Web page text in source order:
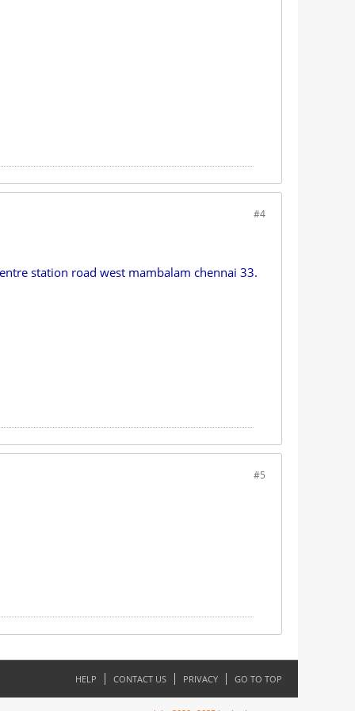
#4
station road west mambalam chennai 33.
#5
HELP CONTACT US PRIVACY GO TO TOP